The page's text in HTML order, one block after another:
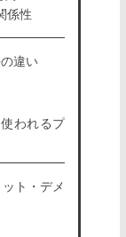
係性
違い
われるプ
ト・デメ